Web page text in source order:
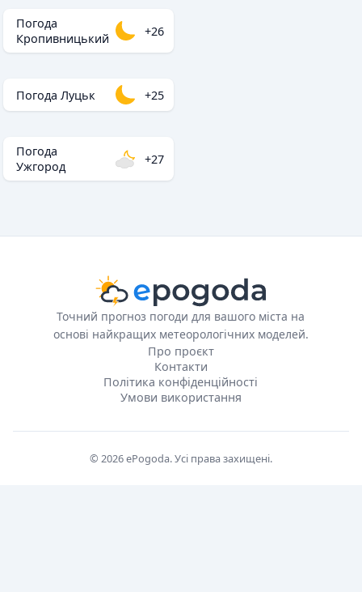
Погода
Кропивницький
+26
Погода Луцьк +25
Погода
Ужгород
+27
Точний прогноз погоди для вашого міста на
основі найкращих метеорологічних моделей.
Про проєкт
Контакти
Політика конфіденційності
Умови використання
© 2026 ePogoda. Усі права захищені.